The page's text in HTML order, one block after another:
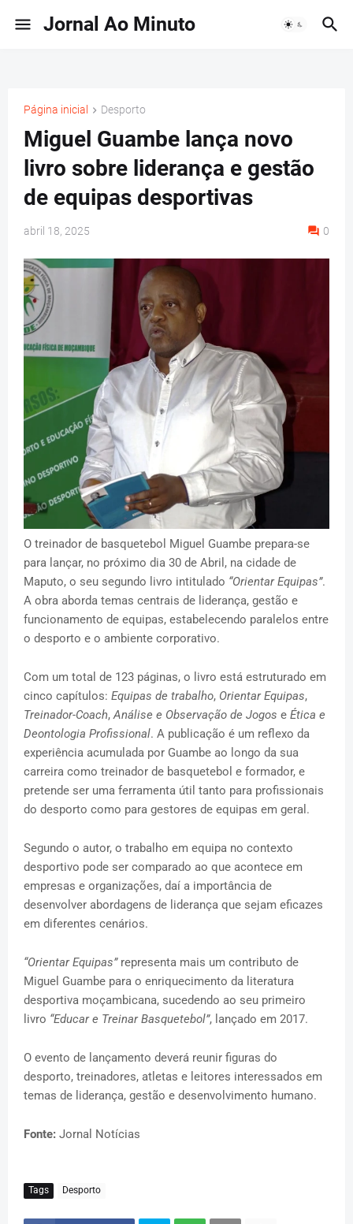
Jornal Ao Minuto
Página inicial Desporto
Miguel Guambe lança novo
livro sobre liderança e gestão
de equipas desportivas
abril 18, 2025 0
O treinador de basquetebol Miguel Guambe prepara-se
para lançar, no próximo dia 30 de Abril, na cidade de
Maputo, o seu segundo livro intitulado “Orientar Equipas”.
A obra aborda temas centrais de liderança, gestão e
funcionamento de equipas, estabelecendo paralelos entre
o desporto e o ambiente corporativo.
Com um total de 123 páginas, o livro está estruturado em
cinco capítulos: Equipas de trabalho, Orientar Equipas,
Treinador-Coach,Análise e Observação de Jogos e Ética e
Deontologia Profissional. A publicação é um reflexo da
experiência acumulada por Guambe ao longo da sua
carreira como treinador de basquetebol e formador, e
pretende ser uma ferramenta útil tanto para profissionais
do desporto como para gestores de equipas em geral.
Segundo o autor, o trabalho em equipa no contexto
desportivo pode ser comparado ao que acontece em
empresas e organizações, daí a importância de
desenvolver abordagens de liderança que sejam eficazes
em diferentes cenários.
“Orientar Equipas”representa mais um contributo de
Miguel Guambe para o enriquecimento da literatura
desportiva moçambicana, sucedendo ao seu primeiro
livro “Educar e Treinar Basquetebol”, lançado em 2017.
O evento de lançamento deverá reunir figuras do
desporto, treinadores, atletas e leitores interessados em
temas de liderança, gestão e desenvolvimento humano.
Fonte: Jornal Notícias
Tags Desporto